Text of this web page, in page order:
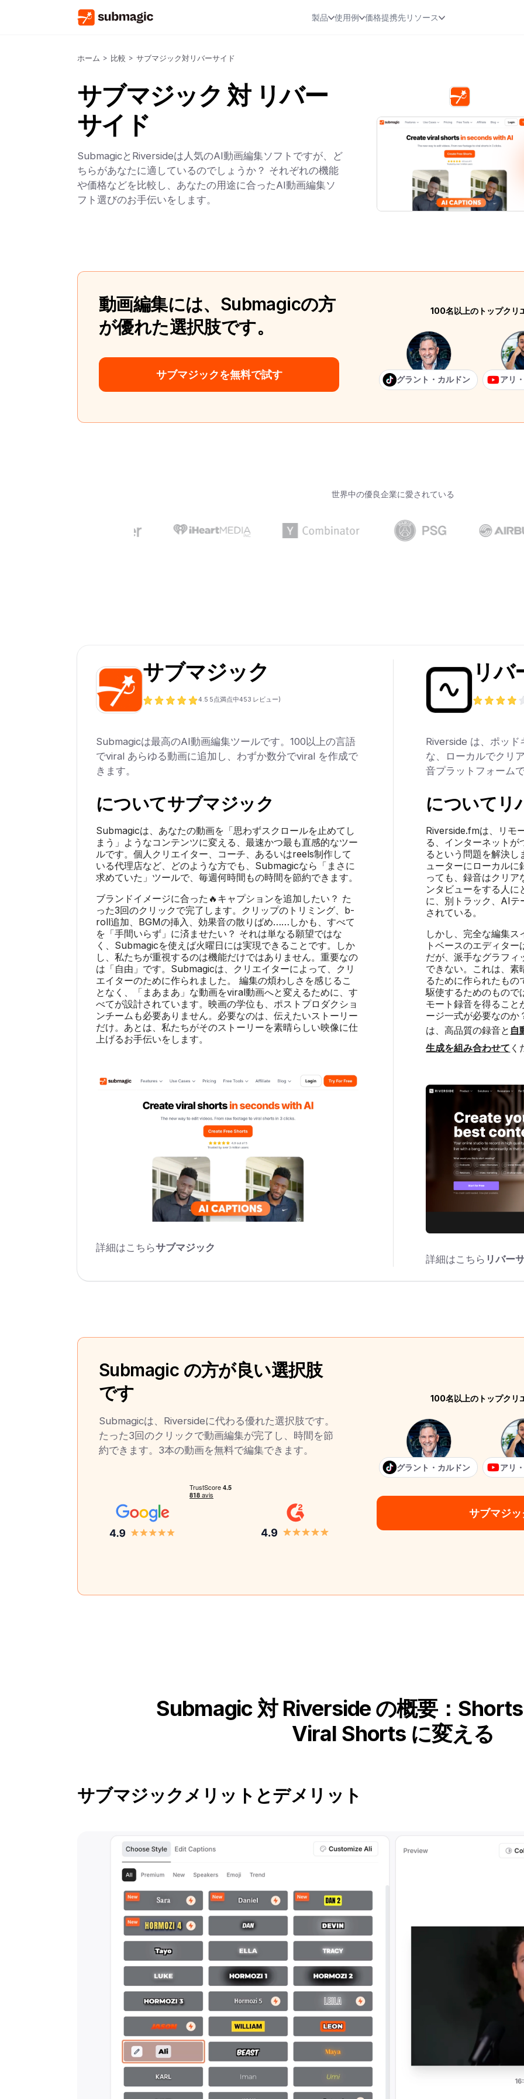
製品 使用例 価格提携先リソース
ホーム > 比較 > サブマジック対リバーサイド
サブマジック 対 リバー
サイド
SubmagicとRiversideは人気のAI動画編集ソフトですが、ど
ちらがあなたに適しているのでしょうか？ それぞれの機能
や価格などを比較し、あなたの用途に合ったAI動画編集ソ
フト選びのお手伝いをします。
動画編集には、Submagicの方
が優れた選択肢です。
サブマジックを無料で試す
100名以上のトップクリ
グラント・カルドン アリ
世界中の優良企業に愛されている
サブマジック
4.5 5点満点中453 レビュー)
Submagicは最高のAI動画編集ツールです。100以上の言語
でviral あらゆる動画に追加し、わずか数分でviral を作成で
きます。
についてサブマジック
Submagicは、あなたの動画を「思わずスクロールを止めてし
まう」ようなコンテンツに変える、最速かつ最も直感的なツー
ルです。個人クリエイター、コーチ、あるいはreels制作して
いる代理店など、どのような方でも、Submagicなら「まさに
求めていた」ツールで、毎週何時間もの時間を節約できます。
ブランドイメージに合った🔥キャプションを追加したい？ た
った3回のクリックで完了します。クリップのトリミング、b-
roll追加、BGMの挿入、効果音の散りばめ……しかも、すべて
を「手間いらず」に済ませたい？ それは単なる願望ではな
く、Submagicを使えば火曜日には実現できることです。しか
し、私たちが重視するのは機能だけではありません。重要なの
は「自由」です。Submagicは、クリエイターによって、クリ
エイターのために作られました。 編集の煩わしさを感じるこ
となく、「まあまあ」な動画をviral動画へと変えるために、す
べてが設計されています。映画の学位も、ポストプロダクショ
ンチームも必要ありません。必要なのは、伝えたいストーリー
だけ。あとは、私たちがそのストーリーを素晴らしい映像に仕
上げるお手伝いをします。
詳細はこちらサブマジック
リバ
Riverside は、ポッ
な、ローカルでクリ
音プラットフォーム
について リ
Riverside.fmは、リモ
る、インターネット
るという問題を解決
ューターにローカル
っても、録音はクリ
ンタビューをする人
に、別トラック、AIテ
されている。
しかし、完全な編集
トベースのエディタ
だが、派手なグラフィ
できない。これは、素
るために作られたも
駆使するためのもので
モート録音を得ること
ージ一式が必要なのか
は、高品質の録音と 自
生成を組み合わせて く
詳細はこちら リバー
Submagic の方が良い選択肢
です
Submagicは、Riversideに代わる優れた選択肢です。
たった3回のクリックで動画編集が完了し、時間を節
約できます。3本の動画を無料で編集できます。
100名以上のトップクリ
グラント・カルドン アリ
サブマジ
Submagic 対 Riverside の概要：
Viral Shorts に変える
サブマジックメリットとデメリット